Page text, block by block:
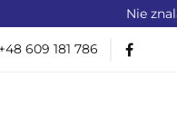
Nie
+48 609 181 786
OFERTA DLA